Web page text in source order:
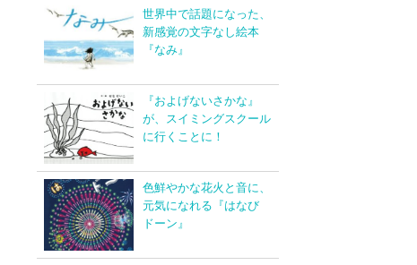
世界中で話題になった、
新感覚の文字なし絵本
『なみ』
『およげないさかな』
が、スイミングスクール
に行くことに！
色鮮やかな花火と音に、
元気になれる『はなび
ドーン』